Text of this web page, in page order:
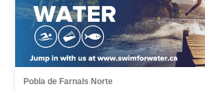
Pobla de Farnals Norte